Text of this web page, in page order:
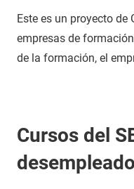
Este es un proyecto
empresas de
de la formación, el
Cursos del